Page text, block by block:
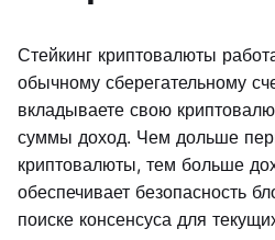
Стейкинг криптовалюты
обычному сберегательному
вкладываете свою
суммы доход. Чем дольше
криптовалюты, тем больше
обеспечивает безопасность
поиске консенсуса для